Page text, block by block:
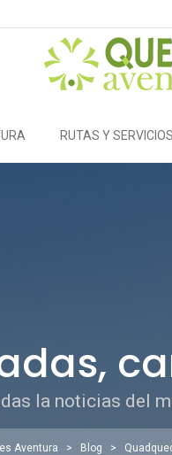
RUTAS Y SERVICIOS
la noticias del
Aventura > Blog >